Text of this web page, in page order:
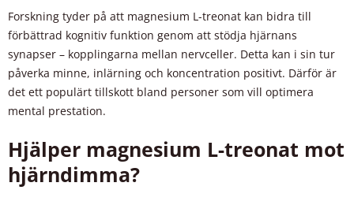
Forskning tyder på att magnesium L-treonat kan bidra till
förbättrad kognitiv funktion genom att stödja hjärnans
synapser – kopplingarna mellan nervceller. Detta kan i sin tur
påverka minne, inlärning och koncentration positivt. Därför är
det ett populärt tillskott bland personer som vill optimera
mental prestation.
Hjälper magnesium L-treonat mot
hjärndimma?